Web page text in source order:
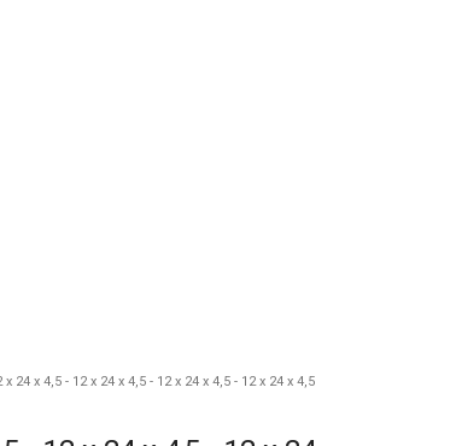
24 x 4,5 - 12 x 24 x 4,5 - 12 x 24 x 4,5 - 12 x 24 x 4,5